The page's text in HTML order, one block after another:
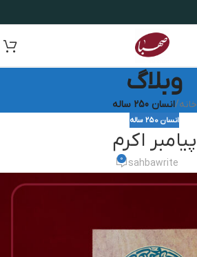
وبلاگ
خانه/انسان 250 ساله
انسان 250 ساله
پیامبر اکرم
sahbawrite
0